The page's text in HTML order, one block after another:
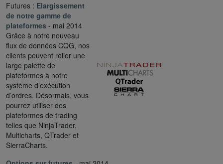
Futures : Elargissement
de notre gamme de
plateformes - mai 2014
Grâce à notre nouveau
flux de données CQG, nos
clients peuvent relier une
large palette de
plateformes à notre
système d’exécution
d’ordres. Désormais, vous
pourrez utiliser des
plateformes de trading
telles que NinjaTrader,
Multicharts, QTrader et
SierraCharts.